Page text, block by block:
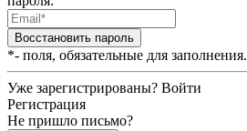
Восстановить пароль
*- поля, обязательные для заполнения.
Уже зарегистрированы? Войти
Регистрация
Не пришло письмо?